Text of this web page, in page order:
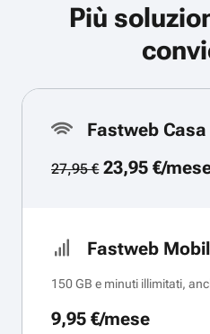
Più
Fastweb
27,95 €23,95 €/
Fastweb
150 GB e minuti illimitati,
9,95 €/mese